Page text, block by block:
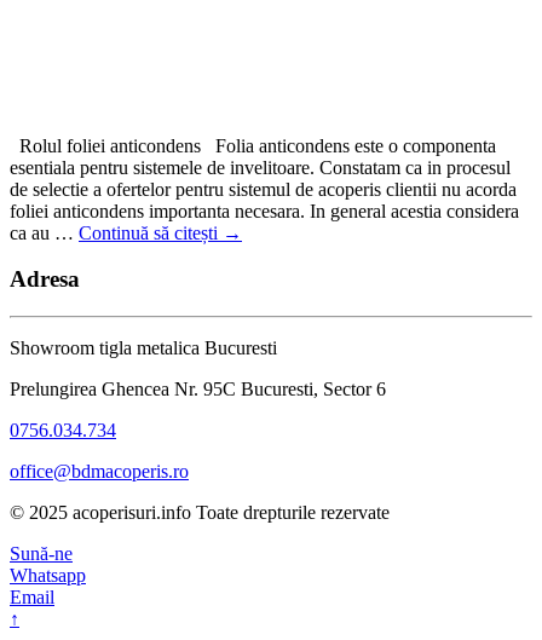
Rolul foliei anticondens Folia anticondens este o componenta
esentiala pentru sistemele de invelitoare. Constatam ca in procesul
de selectie a ofertelor pentru sistemul de acoperis clientii nu acorda
foliei anticondens importanta necesara. In general acestia considera
ca au … Continuă să citești →
Adresa
Showroom tigla metalica Bucuresti
Prelungirea Ghencea Nr. 95C Bucuresti, Sector 6
0756.034.734
office@bdmacoperis.ro
© 2025 acoperisuri.info Toate drepturile rezervate
Sună-ne
Whatsapp
Email
↑